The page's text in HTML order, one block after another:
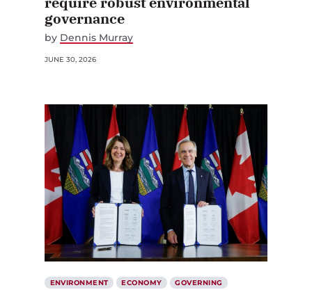
governance
by Dennis Murray
JUNE 30, 2026
ENVIRONMENT ECONOMY GOVERNING